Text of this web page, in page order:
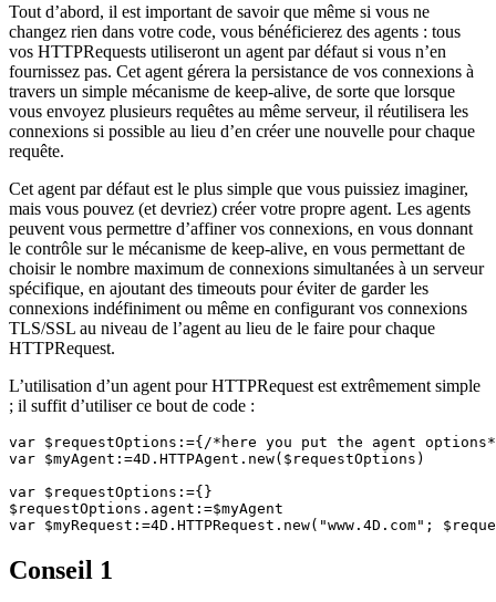
Tout d’abord, il est important de savoir que même si vous ne
changez rien dans votre code, vous bénéficierez des agents : tous
vos HTTPRequests utiliseront un agent par défaut si vous n’en
fournissez pas. Cet agent gérera la persistance de vos connexions à
travers un simple mécanisme de keep-alive, de sorte que lorsque
vous envoyez plusieurs requêtes au même serveur, il réutilisera les
connexions si possible au lieu d’en créer une nouvelle pour chaque
requête.
Cet agent par défaut est le plus simple que vous puissiez imaginer,
mais vous pouvez (et devriez) créer votre propre agent. Les agents
peuvent vous permettre d’affiner vos connexions, en vous donnant
le contrôle sur le mécanisme de keep-alive, en vous permettant de
choisir le nombre maximum de connexions simultanées à un serveur
spécifique, en ajoutant des timeouts pour éviter de garder les
connexions indéfiniment ou même en configurant vos connexions
TLS/SSL au niveau de l’agent au lieu de le faire pour chaque
HTTPRequest.
L’utilisation d’un agent pourHTTPRequest est extrêmement simple
; il suffit d’utiliser ce bout de code :
var $requestOptions:={/*here you put the agent
var $myAgent:=4D.HTTPAgent.new($requestOptions)
var $requestOptions:={}
$requestOptions.agent:=$myAgent
var $myRequest:=4D.HTTPRequest.new("www.4D.com";
Conseil 1